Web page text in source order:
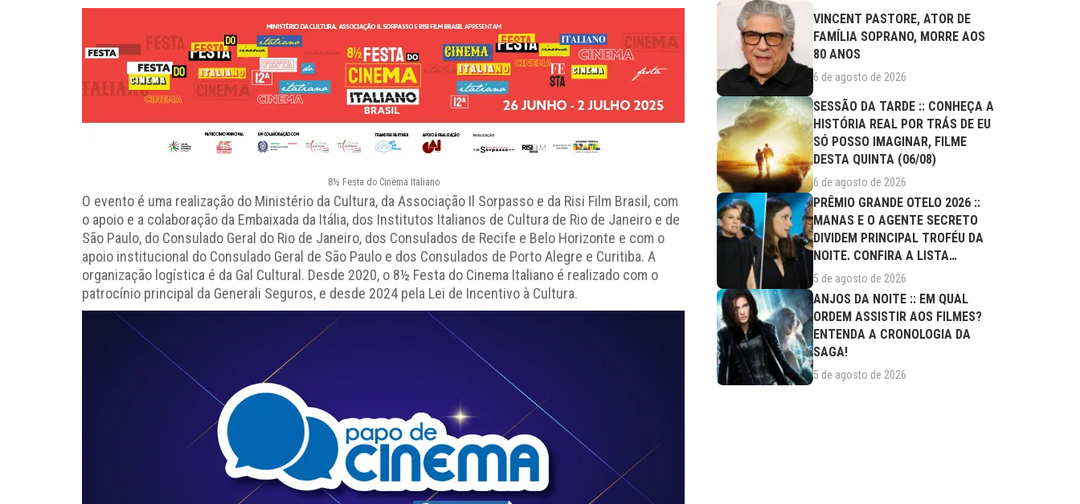
8½ Festa do Cinema Italiano
O evento é uma realização do Ministério da Cultura, da Associação Il Sorpasso e da Risi Film Brasil, com
o apoio e a colaboração da Embaixada da Itália, dos Institutos Italianos de Cultura de Rio de Janeiro e de
São Paulo, do Consulado Geral do Rio de Janeiro, dos Consulados de Recife e Belo Horizonte e com o
apoio institucional do Consulado Geral de São Paulo e dos Consulados de Porto Alegre e Curitiba. A
organização logística é da Gal Cultural. Desde 2020, o 8½ Festa do Cinema Italiano é realizado com o
patrocínio principal da Generali Seguros, e desde 2024 pela Lei de Incentivo à Cultura.
VINCENT PASTORE, ATOR DE
FAMÍLIA SOPRANO, MORRE AOS
80 ANOS
6 de agosto de 2026
SESSÃO DA TARDE :: CONHEÇA A
HISTÓRIA REAL POR TRÁS DE EU
SÓ POSSO IMAGINAR, FILME
DESTA QUINTA (06/08)
6 de agosto de 2026
PRÊMIO GRANDE OTELO 2026 ::
MANAS E O AGENTE SECRETO
DIVIDEM PRINCIPAL TROFÉU DA
NOITE. CONFIRA A LISTA
COMPLETA DE...
5 de agosto de 2026
ANJOS DA NOITE :: EM QUAL
ORDEM ASSISTIR AOS FILMES?
ENTENDA A CRONOLOGIA DA
SAGA!
5 de agosto de 2026